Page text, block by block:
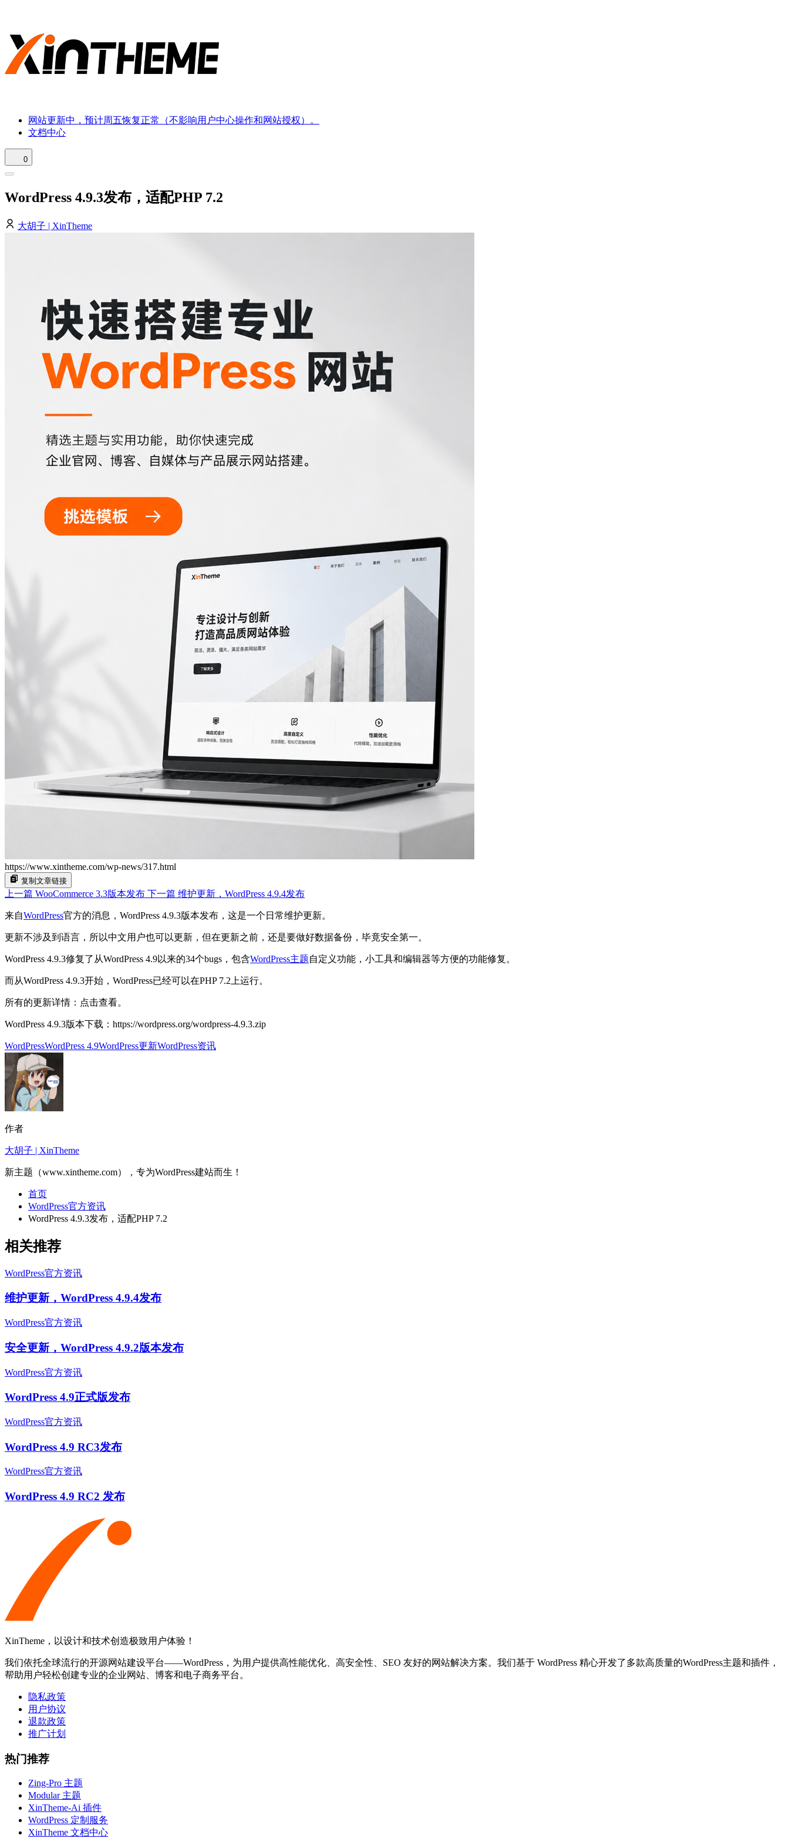
网站更新中，预计周五恢复正常（不影响用户中心操作和网站授权）。
文档中心
0
WordPress 4.9.3发布，适配PHP 7.2
大胡子 | XinTheme
https://www.xintheme.com/wp-news/317.html
复制文章链接
上一篇 WooCommerce 3.3版本发布 下一篇 维护更新，WordPress 4.9.4发布
来自WordPress官方的消息，WordPress 4.9.3版本发布，这是一个日常维护更新。
更新不涉及到语言，所以中文用户也可以更新，但在更新之前，还是要做好数据备份，毕竟安全第一。
WordPress 4.9.3修复了从WordPress 4.9以来的34个bugs，包含WordPress主题自定义功能，小工具和编辑器等方便的功能修复。
而从WordPress 4.9.3开始，WordPress已经可以在PHP 7.2上运行。
所有的更新详情：点击查看。
WordPress 4.9.3版本下载：https://wordpress.org/wordpress-4.9.3.zip
WordPressWordPress 4.9WordPress更新WordPress资讯
作者
大胡子 | XinTheme
新主题（www.xintheme.com），专为WordPress建站而生！
首页
WordPress官方资讯
WordPress 4.9.3发布，适配PHP 7.2
相关推荐
WordPress官方资讯
维护更新，WordPress 4.9.4发布
WordPress官方资讯
安全更新，WordPress 4.9.2版本发布
WordPress官方资讯
WordPress 4.9正式版发布
WordPress官方资讯
WordPress 4.9 RC3发布
WordPress官方资讯
WordPress 4.9 RC2 发布
XinTheme，以设计和技术创造极致用户体验！
我们依托全球流行的开源网站建设平台——WordPress，为用户提供高性能优化、高安全性、SEO 友好的网站解决方案。我们基于 WordPress 精心开发了多款高质量的WordPress主题和插件，
帮助用户轻松创建专业的企业网站、博客和电子商务平台。
隐私政策
用户协议
退款政策
推广计划
热门推荐
Zing-Pro 主题
Modular 主题
XinTheme-Ai 插件
WordPress 定制服务
XinTheme 文档中心